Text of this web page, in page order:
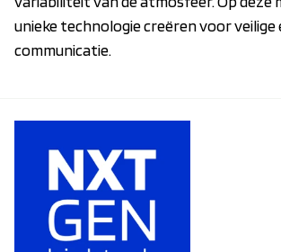
unieke technologie creëren voor veilige
communicatie.